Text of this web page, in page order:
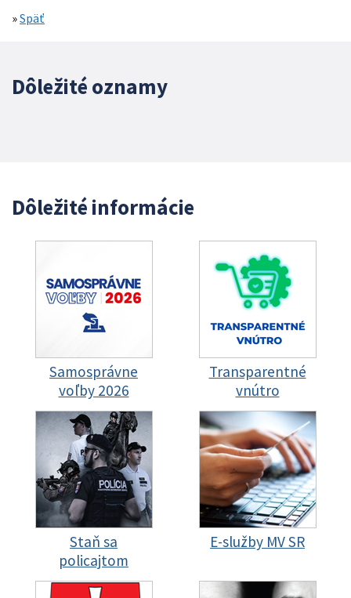
»Späť
Dôležité oznamy
Dôležité informácie
Samosprávne
voľby 2026
Transparentné
vnútro
Staň sa
policajtom
E-služby MV SR